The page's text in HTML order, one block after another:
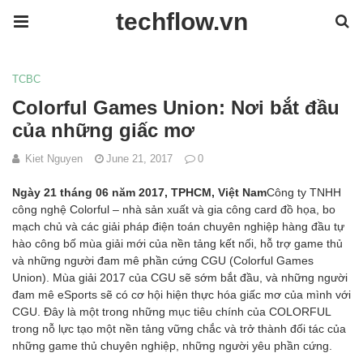
techflow.vn
TCBC
Colorful Games Union: Nơi bắt đầu
của những giấc mơ
Kiet Nguyen June 21, 2017 0
Ngày 21 tháng 06 năm 2017, TPHCM, Việt NamCông ty TNHH
công nghệ Colorful – nhà sản xuất và gia công card đồ họa, bo
mạch chủ và các giải pháp điện toán chuyên nghiệp hàng đầu tự
hào công bố mùa giải mới của nền tảng kết nối, hỗ trợ game thủ
và những người đam mê phần cứng CGU (Colorful Games
Union). Mùa giải 2017 của CGU sẽ sớm bắt đầu, và những người
đam mê eSports sẽ có cơ hội hiện thực hóa giấc mơ của mình với
CGU. Đây là một trong những mục tiêu chính của COLORFUL
trong nỗ lực tạo một nền tảng vững chắc và trở thành đối tác của
những game thủ chuyên nghiệp, những người yêu phần cứng.